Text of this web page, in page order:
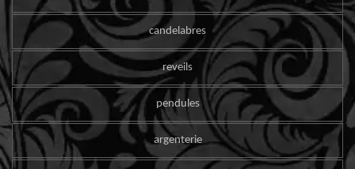
candelabres
reveils
pendules
argenterie